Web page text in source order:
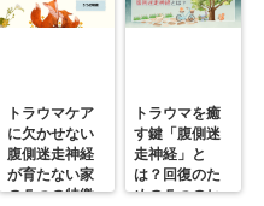
トラウマケア
に欠かせない
腹側迷走神経
が育たない家
の５つの特徴
トラウマを癒
す鍵「腹側迷
走神経」と
は？回復のた
めの５つのヒ